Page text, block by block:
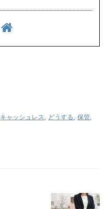
キャッシュレス, どうする, 保管,